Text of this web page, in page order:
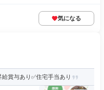
気になる
給賞与あり✅住宅手当あり